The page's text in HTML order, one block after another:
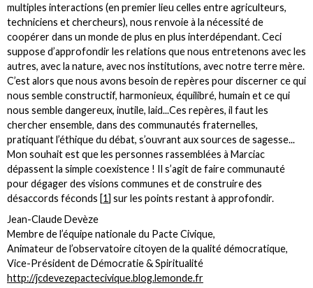
multiples interactions (en premier lieu celles entre agriculteurs,
techniciens et chercheurs), nous renvoie à la nécessité de
coopérer dans un monde de plus en plus interdépendant. Ceci
suppose d’approfondir les relations que nous entretenons avec les
autres, avec la nature, avec nos institutions, avec notre terre mère.
C’est alors que nous avons besoin de repères pour discerner ce qui
nous semble constructif, harmonieux, équilibré, humain et ce qui
nous semble dangereux, inutile, laid...Ces repères, il faut les
chercher ensemble, dans des communautés fraternelles,
pratiquant l’éthique du débat, s’ouvrant aux sources de sagesse...
Mon souhait est que les personnes rassemblées à Marciac
dépassent la simple coexistence ! Il s’agit de faire communauté
pour dégager des visions communes et de construire des
désaccords féconds [1] sur les points restant à approfondir.
Jean-Claude Devèze
Membre de l’équipe nationale du Pacte Civique,
Animateur de l’observatoire citoyen de la qualité démocratique,
Vice-Président de Démocratie & Spiritualité
http://jcdevezepactecivique.blog.lemonde.fr